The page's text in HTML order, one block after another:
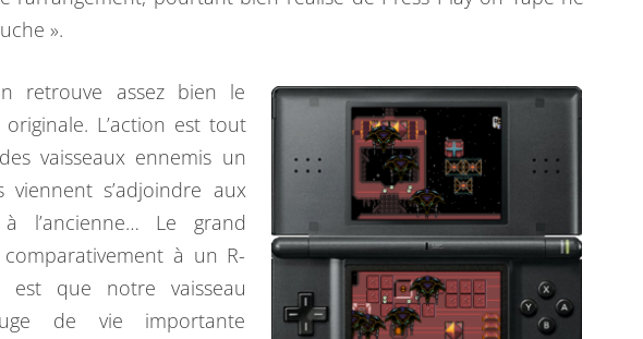
».
retrouve assez bien le
L’action est tout
vaisseaux ennemis un
s’adjoindre aux
à l’ancienne… Le grand
à un R-
est que notre vaisseau
de vie importante